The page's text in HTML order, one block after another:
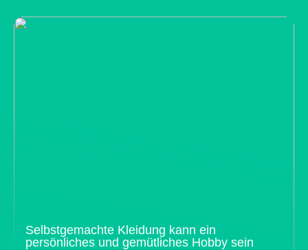
Selbstgemachte Kleidung kann ein
persönliches und gemütliches Hobby sein